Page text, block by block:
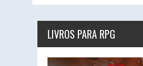
LIVROS PARA RPG